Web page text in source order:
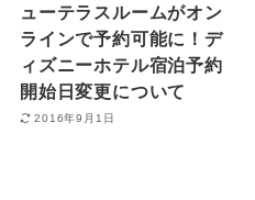
ューテラスルームがオン
ラインで予約可能に！デ
ィズニーホテル宿泊予約
開始日変更について
2016年9月1日